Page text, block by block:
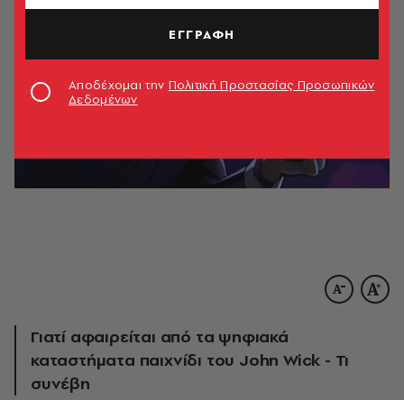
Γιατί αφαιρείται από τα ψηφιακά
καταστήματα παιχνίδι του John Wick - Τι
συνέβη
ΕΓΓΡΑΦΗ
Αποδέχομαι την Πολιτική Προστασίας Προσωπικών
Δεδομένων